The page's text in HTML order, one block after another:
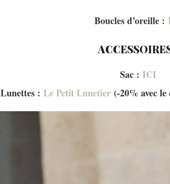
Boucles d’oreille :
Sac : ICI
Lunettes : Le Petit Lunetier (-20% avec